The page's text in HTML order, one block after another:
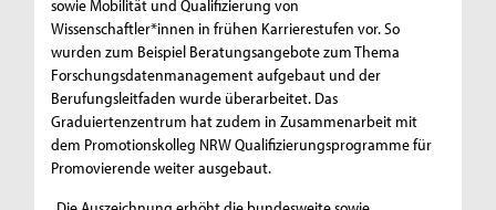
sowie Mobilität und Qualifizierung von
Wissenschaftler*innen in frühen Karrierestufen vor. So
wurden zum Beispiel Beratungsangebote zum Thema
Forschungsdatenmanagement aufgebaut und der
Berufungsleitfaden wurde überarbeitet. Das
Graduiertenzentrum hat zudem in Zusammenarbeit mit
dem Promotionskolleg NRW Qualifizierungsprogramme für
Promovierende weiter ausgebaut.